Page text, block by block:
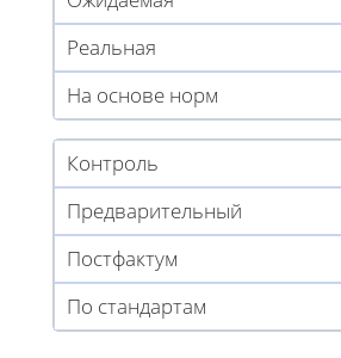
Реальная
На основе норм
Контроль
Предварительный
Постфактум
По стандартам